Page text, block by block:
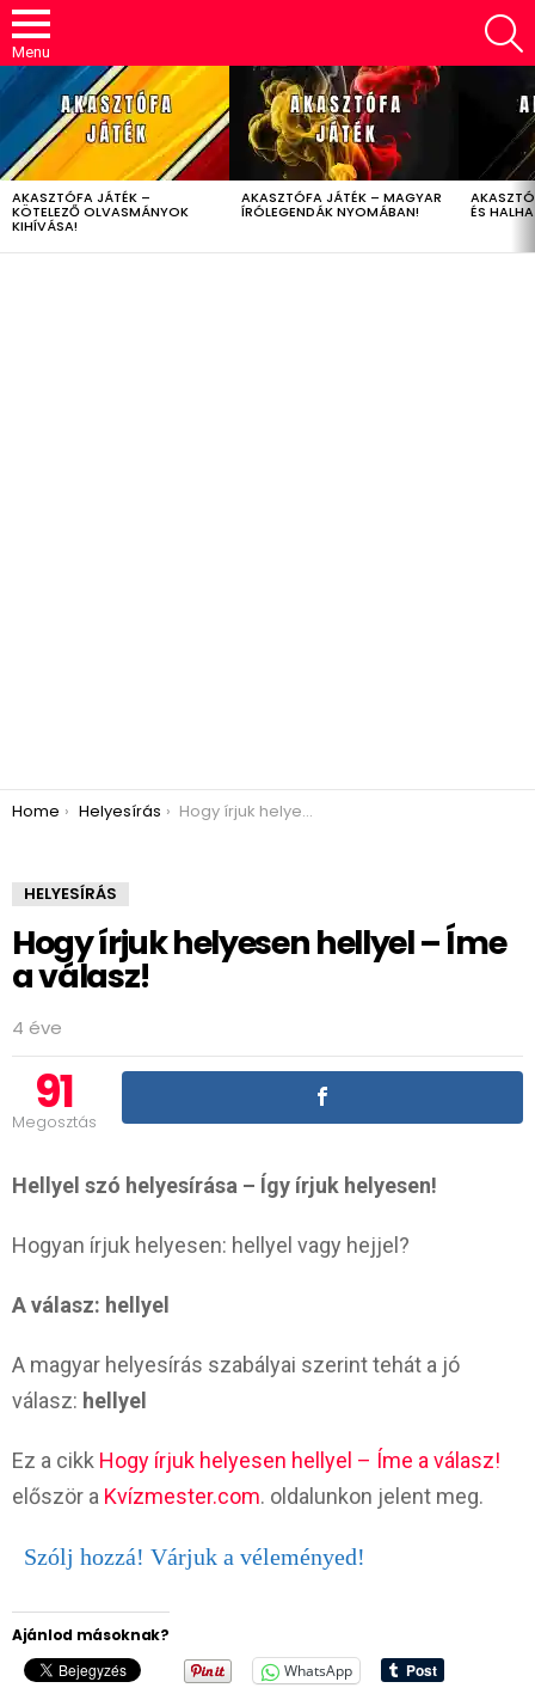
Menu
LATEST
STORIES
AKASZTÓFA JÁTÉK –
KÖTELEZŐ OLVASMÁNYOK
KIHÍVÁSA!
AKASZTÓFA JÁTÉK – MAGYAR
ÍRÓLEGENDÁK NYOMÁBAN! ÉS
You are here:
Home Helyesírás Hogy írjuk helyesen hellyel – Íme a válasz!
HELYESÍRÁS
Hogy írjuk helyesen hellyel – Íme
a válasz!
4 éve
91
Megosztás
Hellyel szó helyesírása – Így írjuk helyesen!
Hogyan írjuk helyesen: hellyel vagy hejjel?
A válasz: hellyel
A magyar helyesírás szabályai szerint tehát a jó
válasz: hellyel
Ez a cikk Hogy írjuk helyesen hellyel – Íme a válasz!
először a Kvízmester.com. oldalunkon jelent meg.
Szólj hozzá! Várjuk a véleményed!
Ajánlod másoknak?
WhatsApp